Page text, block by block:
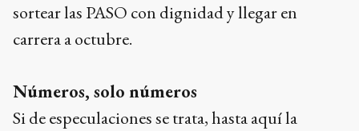
sortear las PASO con dignidad y llegar en
carrera a octubre.
Números, solo números
Si de especulaciones se trata, hasta aquí la